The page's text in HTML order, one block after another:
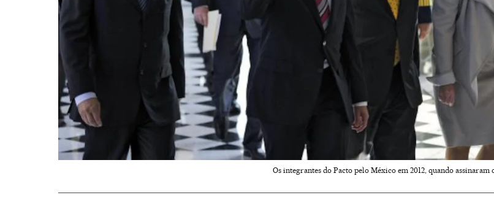
Os integrantes do Pacto pelo México em 2012, quando assinaram